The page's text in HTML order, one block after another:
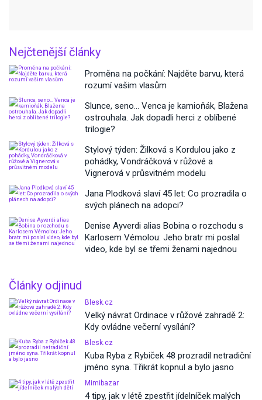
Nejčtenější články
Proměna na počkání: Najděte barvu, která
rozumí vašim vlasům
Slunce, seno… Venca je kamioňák, Blažena
ostrouhala. Jak dopadli herci z oblíbené
trilogie?
Stylový týden: Žilková s Kordulou jako z
pohádky, Vondráčková v růžové a
Vignerová v průsvitném modelu
Jana Plodková slaví 45 let: Co prozradila o
svých plánech na adopci?
Denise Ayverdi alias Bobina o rozchodu s
Karlosem Vémolou: Jeho bratr mi poslal
video, kde byl se třemi ženami najednou
Články odjinud
Blesk.cz
Velký návrat Ordinace v růžové zahradě 2:
Kdy ovládne večerní vysílání?
Blesk.cz
Kuba Ryba z Rybiček 48 prozradil netradiční
jméno syna. Třikrát kopnul a bylo jasno
Mimibazar
4 tipy, jak v létě zpestřit jídelníček malých